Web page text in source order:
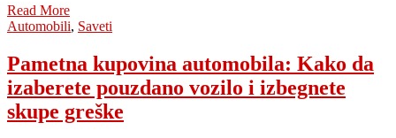
Read More
Automobili, Saveti
Pametna kupovina automobila: Kako da
izaberete pouzdano vozilo i izbegnete
skupe greške